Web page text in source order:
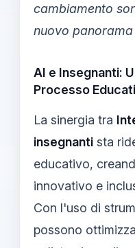
cambiamento
nuovo
AI e Insegnanti:
Processo
La sinergia tra
insegnanti sta
educativo,
innovativo e
Con l'uso di
possono